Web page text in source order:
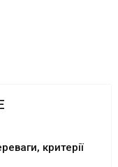
критерії